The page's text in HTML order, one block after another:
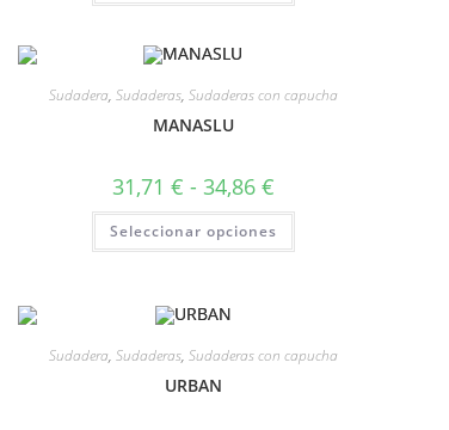
Sudadera, Sudaderas, Sudaderas con capucha
MANASLU
31,71 € - 34,86 €
Seleccionar opciones
Sudadera, Sudaderas, Sudaderas con capucha
URBAN